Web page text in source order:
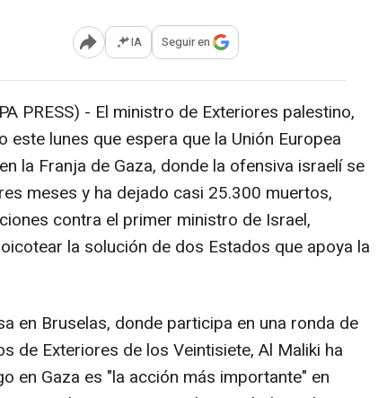
Abrir opciones para compartir
IA Seguir en
PRESS) - El ministro de Exteriores palestino,
este lunes que espera que la Unión Europea
la Franja de Gaza, donde la ofensiva israelí se
meses y ha dejado casi 25.300 muertos,
contra el primer ministro de Israel,
la solución de dos Estados que apoya la
en Bruselas, donde participa en una ronda de
de Exteriores de los Veintisiete, Al Maliki ha
en Gaza es "la acción más importante" en